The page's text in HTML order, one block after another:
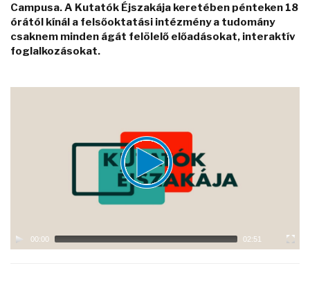
Campusa. A Kutatók Éjszakája keretében pénteken 18
órától kínál a felsőoktatási intézmény a tudomány
csaknem minden ágát felölelő előadásokat, interaktív
foglalkozásokat.
00:00 02:51